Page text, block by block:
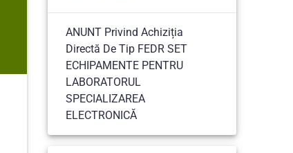
ANUNT Privind Achiziția
Directă De Tip FEDR SET
ECHIPAMENTE PENTRU
LABORATORUL
SPECIALIZAREA
ELECTRONICĂ